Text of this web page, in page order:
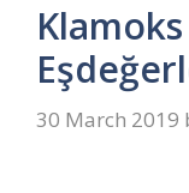
30 March 2019